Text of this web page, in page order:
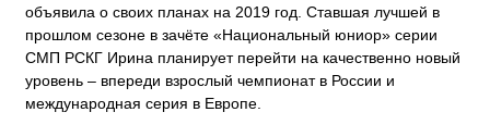
объявила о своих планах на 2019 год. Ставшая лучшей в
прошлом сезоне в зачёте «Национальный юниор» серии
СМП РСКГ Ирина планирует перейти на качественно новый
уровень – впереди взрослый чемпионат в России и
международная серия в Европе.